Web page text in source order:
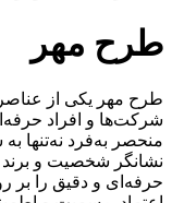
طرح مهر
طرح مهر یکی از
شرکت‌ها و افراد
منحصر به‌فرد نه‌تنها
نشانگر شخصیت و
حرفه‌ای و دقیق را بر